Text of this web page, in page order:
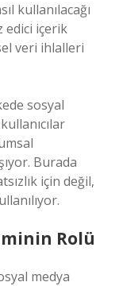
kullanılacağı
edici içerik
veri ihlalleri
sosyal
Burada
için değil,
Rolü
medya